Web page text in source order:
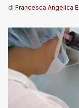
di Francesca Angelica